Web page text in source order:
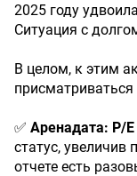
2025 году
Ситуация с
В целом, к этим
присматриваться
✅ Аренадата: P/E
статус, увеличив
отчете есть